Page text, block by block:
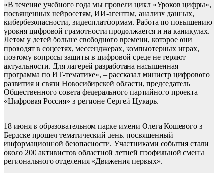
«В течение учебного года мы провели цикл «Уроков цифры»,
посвященных нейросетям, ИИ-агентам, анализу данных,
кибербезопасности, видеоплатформам. Работа по повышению
уровня цифровой грамотности продолжается и на каникулах.
Летом у детей больше свободного времени, которое они
проводят в соцсетях, мессенджерах, компьютерных играх,
поэтому вопросы защиты в цифровой среде не теряют
актуальности. Для лагерей разработана насыщенная
программа по ИТ-тематике», – рассказал министр цифрового
развития и связи Новосибирской области, председатель
Общественного совета федерального партийного проекта
«Цифровая Россия» в регионе Сергей Цукарь.
18 июня в образовательном парке имени Олега Кошевого в
Бердске прошел тематический день, посвященный
информационной безопасности. Участниками события стали
около 200 активистов областной летней профильной смены
регионального отделения «Движения первых».